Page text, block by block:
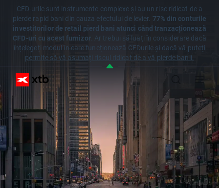
CFD-urile sunt instrumente complexe și au un risc ridicat de a
pierde rapid bani din cauza efectului de levier. 77% din conturile
investitorilor de retail pierd bani atunci când tranzacționează
CFD-uri cu acest furnizor. Ar trebui să luați în considerare dacă
înțelegeți modul în care funcționează CFDurile și dacă vă puteți
permite să vă asumați riscul ridicat de a vă pierde banii.